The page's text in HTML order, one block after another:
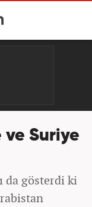
ve Suriye
da gösterdi ki